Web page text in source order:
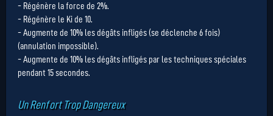
- Régénère la force de 2%.
- Régénère le Ki de 10.
- Augmente de 10% les dégâts infligés (se déclenche 6 fois)
(annulation impossible).
- Augmente de 10% les dégâts infligés par les techniques spéciales
pendant 15 secondes.
Un Renfort Trop Dangereux